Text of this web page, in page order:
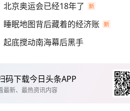
北京奥运会已经18年了
睡眠地图背后藏着的经济账
起底搅动南海幕后黑手
码下载今日头条APP
最新、最热资讯内容